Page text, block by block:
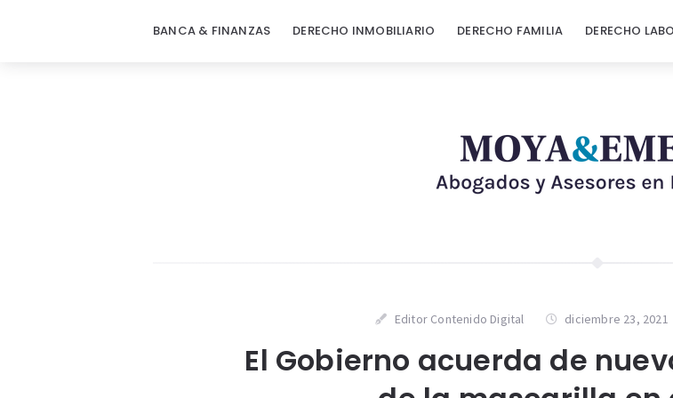
BANCA & FINANZAS DERECHO INMOBILIARIO DERECHO FAMILIA DERECHO
Editor Contenido Digital diciembre 23, 2021
El Gobierno acuerda de